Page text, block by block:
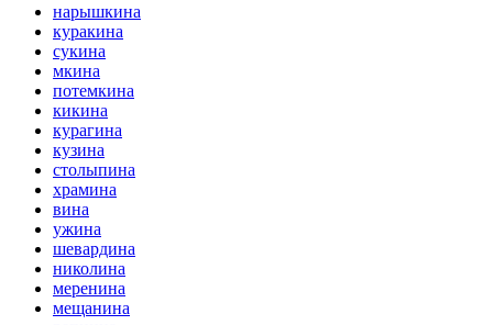
нарышкина
куракина
сукина
мкина
потемкина
кикина
курагина
кузина
столыпина
храмина
вина
ужина
шевардина
николина
меренина
мещанина